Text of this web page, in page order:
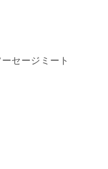
セージミート